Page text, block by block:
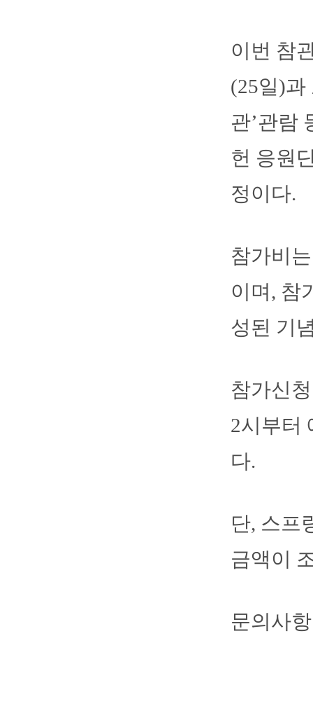
이번 참
(25일)과
관’관람
헌 응원
정이다.
참가비
이며, 참
성된 기
참가신
2시부터
다.
단, 스프
금액이
문의사